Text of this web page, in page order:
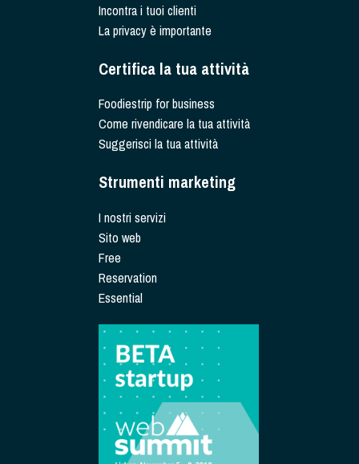
Incontra i tuoi clienti
La privacy è importante
Certifica la tua attività
Foodiestrip for business
Come rivendicare la tua attività
Suggerisci la tua attività
Strumenti marketing
I nostri servizi
Sito web
Free
Reservation
Essential